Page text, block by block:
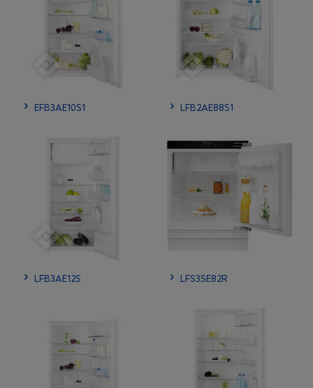
EFB3AE10S1 LFB2AE88S1
LFB3AE12S LFS3SE82R